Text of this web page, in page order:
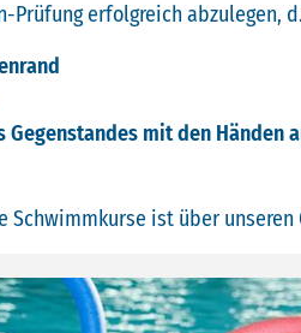
Prüfung erfolgreich abzulegen,
Gegenstandes mit den Händen
Schwimmkurse ist über